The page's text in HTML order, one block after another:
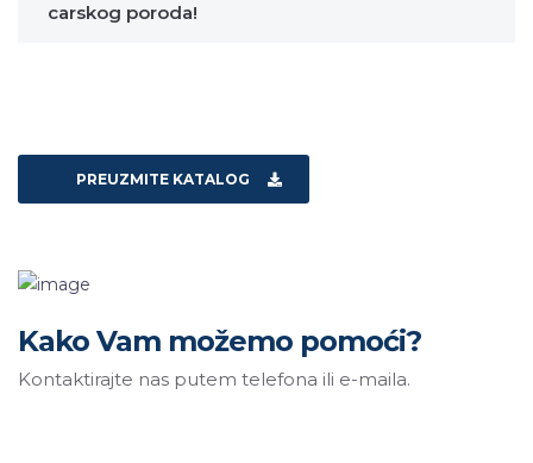
carskog poroda!
PREUZMITE KATALOG
Kako Vam možemo pomoći?
Kontaktirajte nas putem telefona ili e-maila.